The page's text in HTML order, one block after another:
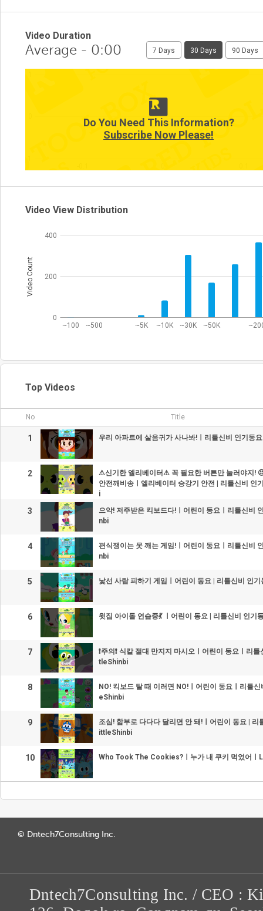
Video Duration
Average - 0:00 7 Days 30 Days 90 Days
Do You Need This Information?
Subscribe Now Please!
Video View Distribution
~100 ~500 ~5K ~10K ~30K ~50K
0
200
400
Video Count
Top Videos
No Title
1 우리 아파트에 살음귀가 사나봐!ㅣ리틀신비 인기동
2
⚠신기한 엘리베이터⚠ 꼭 필요한 버튼만 눌러야지!
안전깨비송ㅣ엘리베이터 승강기 안전 | 리틀신비 인
i
3
으악! 저주받은 킥보드다!ㅣ어린이 동요ㅣ리틀신비
nbi
4
편식쟁이는 못 깨는 게임!ㅣ어린이 동요ㅣ리틀신비
nbi
5 낯선 사람 피하기 게임ㅣ어린이 동요 | 리틀신비 인
6 윗집 아이돌 연습중💃 ㅣ어린이 동요 | 리틀신비 인
7
❗주의❗ 식칼 절대 만지지 마시오ㅣ어린이 동요ㅣ리
tleShinbi
8
NO! 킥보드 탈 때 이러면 NO!ㅣ어린이 동요ㅣ리틀
eShinbi
9
조심! 함부로 다다다 달리면 안 돼!ㅣ어린이 동요 | 리
ittleShinbi
10 Who Took The Cookies?ㅣ누가 내 쿠키 먹었어ㅣ
© Dntech7Consulting Inc.
Dntech7Consulting Inc. / CEO :